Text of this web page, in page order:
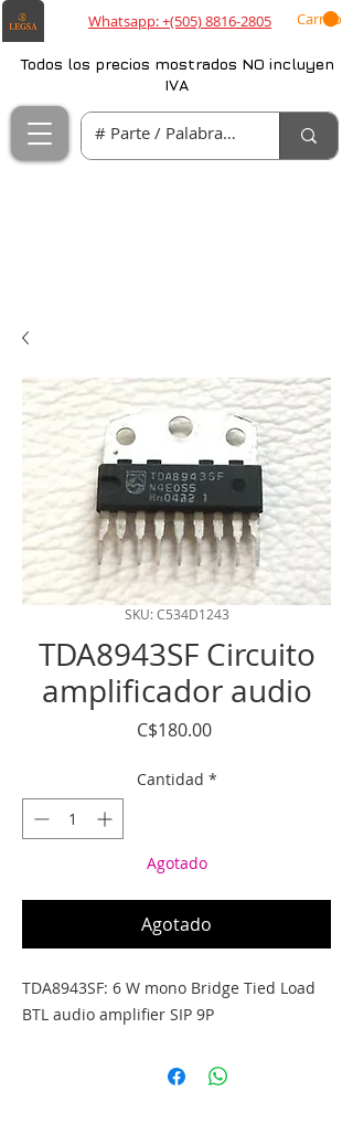
Whatsapp: +(505) 8816-2805 Carrito
Todos los precios mostrados NO incluyen
IVA
SKU: C534D1243
TDA8943SF Circuito
amplificador audio
C$180.00Precio
Cantidad *
Agotado
Agotado
TDA8943SF: 6 W mono Bridge Tied Load
BTL audio amplifier SIP 9P